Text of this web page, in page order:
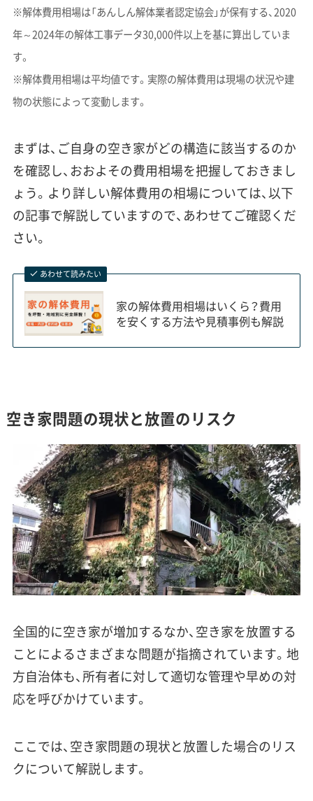
※解体費用相場は「あんしん解体業者認定協会」が保有する、2020
年～2024年の解体工事データ30,000件以上を基に算出していま
す。
※解体費用相場は平均値です。実際の解体費用は現場の状況や建
物の状態によって変動します。
まずは、ご自身の空き家がどの構造に該当するのか
を確認し、おおよその費用相場を把握しておきまし
ょう。より詳しい解体費用の相場については、以下
の記事で解説していますので、あわせてご確認くだ
さい。
あわせて読みたい
家の解体費用相場はいくら？費用
を安くする方法や見積事例も解説
空き家問題の現状と放置のリスク
全国的に空き家が増加するなか、空き家を放置する
ことによるさまざまな問題が指摘されています。地
方自治体も、所有者に対して適切な管理や早めの対
応を呼びかけています。
ここでは、空き家問題の現状と放置した場合のリス
クについて解説します。